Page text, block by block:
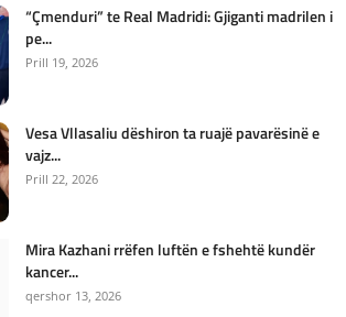
“Çmenduri” te Real Madridi: Gjiganti madrilen i
pe...
Prill 19, 2026
Vesa Vllasaliu dëshiron ta ruajë pavarësinë e
vajz...
Prill 22, 2026
Mira Kazhani rrëfen luftën e fshehtë kundër
kancer...
qershor 13, 2026